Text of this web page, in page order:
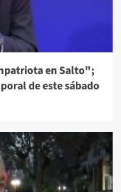
en Salto";
de este sábado